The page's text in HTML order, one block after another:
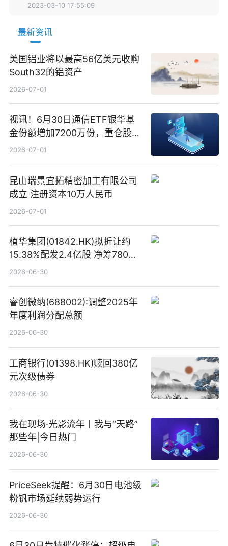
2023-03-10 17:55:09
最新资讯
美国铝业将以最高56亿美元收购
South32的铝资产
2026-07-01
视讯！6月30日通信ETF银华基
金份额增加7200万份，重仓股新
易盛、中际旭创、立讯精密
2026-07-01
昆山瑞景宜拓精密加工有限公司
成立 注册资本10万人民币
2026-07-01
植华集团(01842.HK)拟折让约
15.38%配发2.4亿股 净筹780万
港元
2026-06-30
睿创微纳(688002):调整2025年
年度利润分配总额
2026-06-30
工商银行(01398.HK)赎回380亿
元次级债券
2026-06-30
我在现场·光影流年丨我与“天路”
那些年|今日热门
2026-06-30
PriceSeek提醒：6月30日电池级
粉钒市场延续弱势运行
2026-06-30